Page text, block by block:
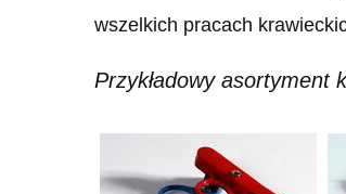
wszelkich pracach
Przykładowy asortyment